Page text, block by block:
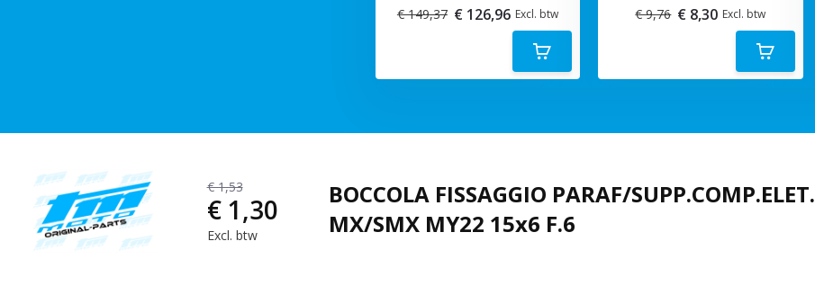
€ 149,37 € 126,96 Excl. btw
€ 9,76 € 8,30 Excl. btw
€ 1,53
€ 1,30
Excl. btw
BOCCOLA FISSAGGIO PARAF/SUPP.COMP.ELET.
MX/SMX MY22 15x6 F.6